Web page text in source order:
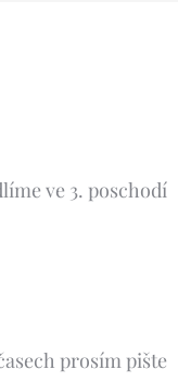
ve 3. poschodí
prosím pište